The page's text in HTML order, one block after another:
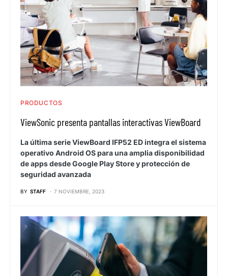
PRODUCTOS
ViewSonic presenta pantallas interactivas ViewBoard
La última serie ViewBoard IFP52 ED integra el sistema
operativo Android OS para una amplia disponibilidad
de apps desde Google Play Store y protección de
seguridad avanzada
BY STAFF 7 NOVIEMBRE, 2023